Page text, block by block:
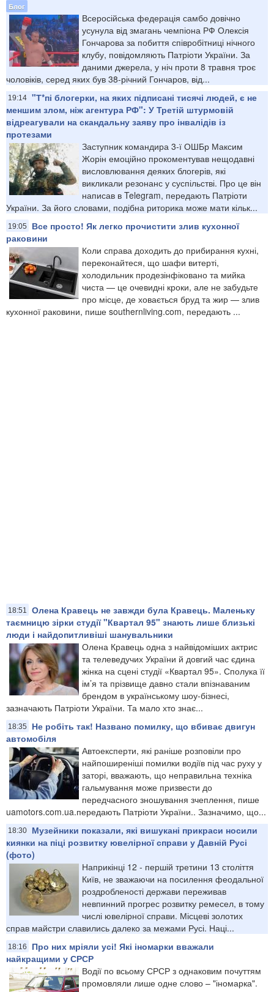
Блог
Всеросійська федерація самбо довічно
усунула від змагань чемпіона РФ Олексія
Гончарова за побиття співробітниці нічного
клубу, повідомляють Патріоти України. За
даними джерела, у ніч проти 8 травня троє
чоловіків, серед яких був 38-річний Гончаров, від...
19:14 "Т*пі блогерки, на яких підписані тисячі людей, є не
меншим злом, ніж агентура РФ": У Третій штурмовій
відреагували на скандальну заяву про інвалідів із
протезами
Заступник командира 3-ї ОШБр Максим
Жорін емоційно прокоментував нещодавні
висловлювання деяких блогерів, які
викликали резонанс у суспільстві. Про це він
написав в Telegram, передають Патріоти
України. За його словами, подібна риторика може мати кільк...
19:05
Все просто! Як легко прочистити злив кухонної
раковини
Коли справа доходить до прибирання кухні,
переконайтеся, що шафи витерті,
холодильник продезінфіковано та мийка
чиста — це очевидні кроки, але не забудьте
про місце, де ховається бруд та жир — злив
кухонної раковини, пише southernliving.com, передають ...
18:51
Олена Кравець не завжди була Кравець. Маленьку
таємницю зірки студії "Квартал 95" знають лише близькі
люди і найдопитливіші шанувальники
Олена Кравець одна з найвідоміших актрис
та телеведучих України й довгий час єдина
жінка на сцені студії «Квартал 95». Сполука її
ім’я та прізвище давно стали впізнаваним
брендом в українському шоу-бізнесі,
зазначають Патріоти України. Та мало хто знає...
18:35
Не робіть так! Названо помилку, що вбиває двигун
автомобіля
Автоексперти, які раніше розповіли про
найпоширеніші помилки водіїв під час руху у
заторі, вважають, що неправильна техніка
гальмування може призвести до
передчасного зношування зчеплення, пише
uamotors.com.ua.передають Патріоти України.. Зазначимо, що...
18:30
Музейники показали, які вишукані прикраси носили
киянки на піці розвитку ювелірної справи у Давній Русі
(фото)
Наприкінці 12 - першій третини 13 століття
Київ, не зважаючи на посилення феодальної
роздробленості держави переживав
невпинний прогрес розвитку ремесел, в тому
числі ювелірної справи. Місцеві золотих
справ майстри славились далеко за межами Русі. Наці...
18:16
Про них мріяли усі! Які іномарки вважали
найкращими у СРСР
Водії по всьому СРСР з однаковим почуттям
промовляли лише одне слово – "іномарка".